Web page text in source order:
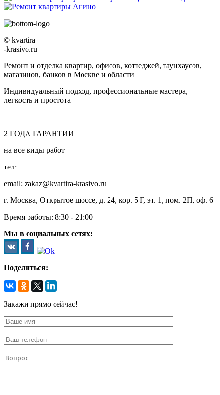
© kvartira
-krasivo.ru
Ремонт и отделка квартир, офисов, коттеджей, таунхаусов,
магазинов, банков в Москве и области
Индивидуальный подход, профессиональные мастера,
легкость и простота
2 ГОДА ГАРАНТИИ
на все виды работ
тел:
email: zakaz@kvartira-krasivo.ru
г. Москва, Открытое шоссе, д. 24, кор. 5 Г, эт. 1, пом. 2П, оф. 6
Время работы: 8:30 - 21:00
Мы в социальных сетях:
Поделиться:
Закажи прямо сейчас!